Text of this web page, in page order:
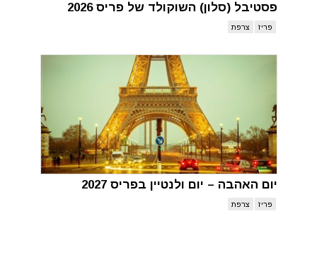
פסטיבל (סלון) השוקולד של פריס 2026
פריז צרפת
יום האהבה – יום ולנטיין בפריס 2027
פריז צרפת